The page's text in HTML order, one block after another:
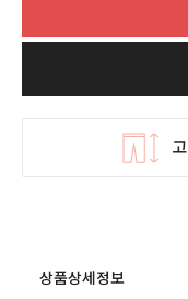
상품상세정보